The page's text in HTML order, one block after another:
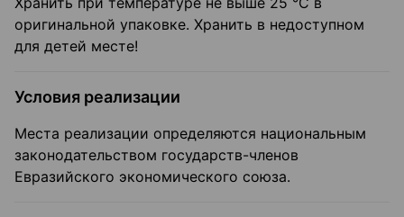
оригинальной упаковке. Хранить в недоступном
для детей месте!
Условия реализации
Места реализации определяются национальным
законодательством государств-членов
Евразийского экономического союза.